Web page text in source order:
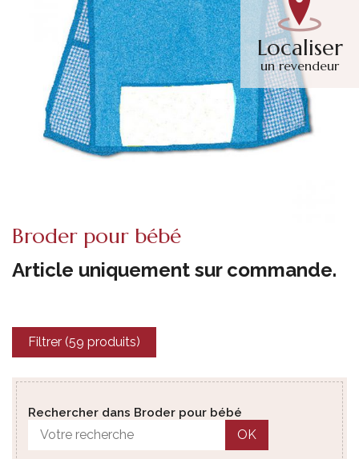
Localiser
un revendeur
Broder pour bébé
Article uniquement sur commande.
Filtrer (59 produits)
Rechercher dans Broder pour bébé
OK